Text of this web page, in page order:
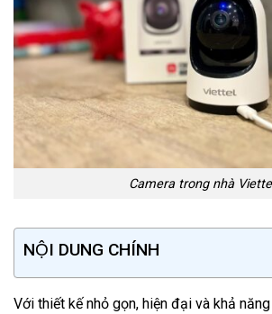
Camera trong nhà
NỘI DUNG CHÍNH
Với thiết kế nhỏ gọn, hiện đại và khả